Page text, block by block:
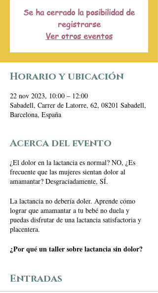
Se ha cerrado la posibilidad de
registrarse
Ver otros eventos
Horario y ubicación
22 nov 2023, 10:00 – 12:00
Sabadell, Carrer de Latorre, 62, 08201 Sabadell,
Barcelona, España
Acerca del evento
¿El dolor en la lactancia es normal? NO, ¿Es
frecuente que las mujeres sientan dolor al
amamantar? Desgraciadamente, SÍ.
La lactancia no debería doler. Aprende cómo
lograr que amamantar a tu bebé no duela y
puedas disfrutar de una lactancia satisfactoria y
placentera.
¿Por qué un taller sobre lactancia sin dolor?
la lactancia de muchas mujeres. El 75% de las
Entradas